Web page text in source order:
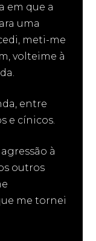
em que a
uma
meti-me
volteime à
entre
e cínicos.
à
outros
me tornei